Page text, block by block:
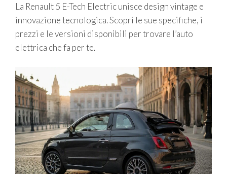
La Renault 5 E-Tech Electric unisce design vintage e
innovazione tecnologica. Scopri le sue specifiche, i
prezzi e le versioni disponibili per trovare l’auto
elettrica che fa per te.